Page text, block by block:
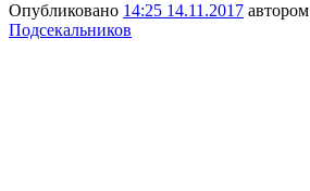
Опубликовано 14:25 14.11.2017 автором
Подсекальников